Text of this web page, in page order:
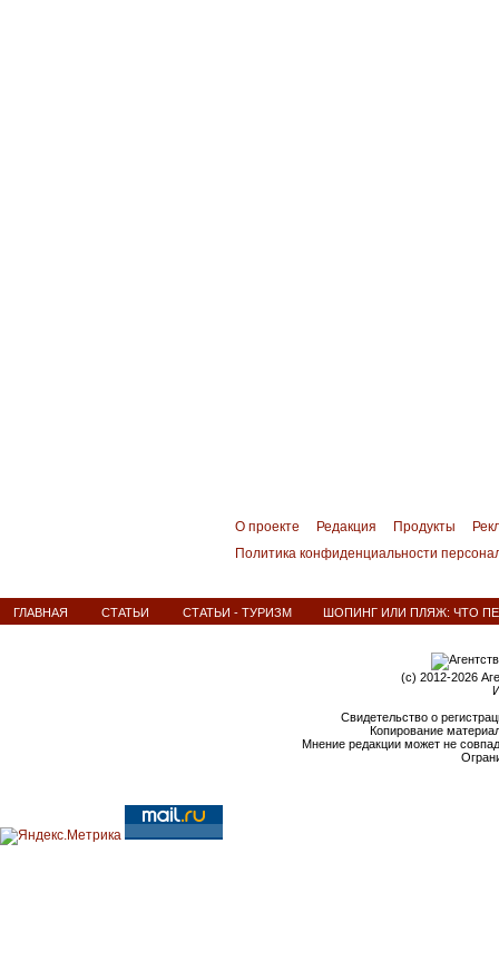
О проекте Редакция Продукты
Политика конфиденциальности
ГЛАВНАЯ СТАТЬИ СТАТЬИ - ТУРИЗМ ШОПИНГ ИЛИ ПЛЯЖ: ЧТО
(c) 2012-2026
Свидетельство о
Копирование
Мнение редакции может не